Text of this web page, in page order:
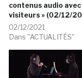
contenus audio
visiteurs » (02/12/
02/12/2021
Dans "ACTUALITÉS"